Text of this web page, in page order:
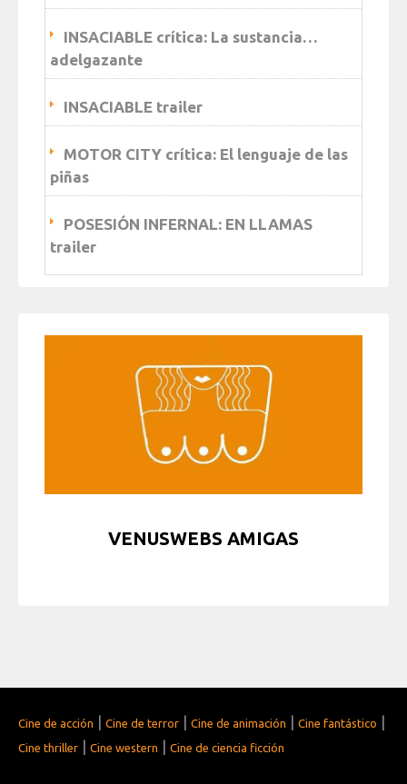
INSACIABLE crítica: La sustancia…
adelgazante
INSACIABLE trailer
MOTOR CITY crítica: El lenguaje de las
piñas
POSESIÓN INFERNAL: EN LLAMAS
trailer
VENUSWEBS AMIGAS
Cine de acción Cine de terror Cine de animación Cine fantástico
Cine thriller Cine western Cine de ciencia ficción